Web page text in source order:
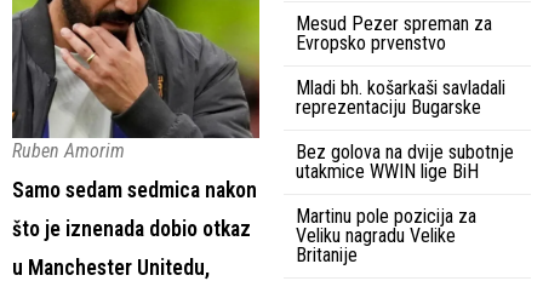
Ruben Amorim
Samo sedam sedmica nakon
što je iznenada dobio otkaz
u Manchester Unitedu,
Mesud Pezer spreman za
Evropsko prvenstvo
Mladi bh. košarkaši savladali
reprezentaciju Bugarske
Bez golova na dvije subotnje
utakmice WWIN lige BiH
Martinu pole pozicija za
Veliku nagradu Velike
Britanije